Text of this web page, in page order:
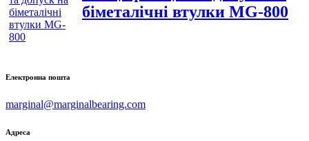
біметалічні втулки MG-800
Електронна пошта
marginal@marginalbearing.com
Адреса